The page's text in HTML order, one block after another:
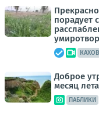
порадует
Доброе
месяц лета
ПАБЛИКИ